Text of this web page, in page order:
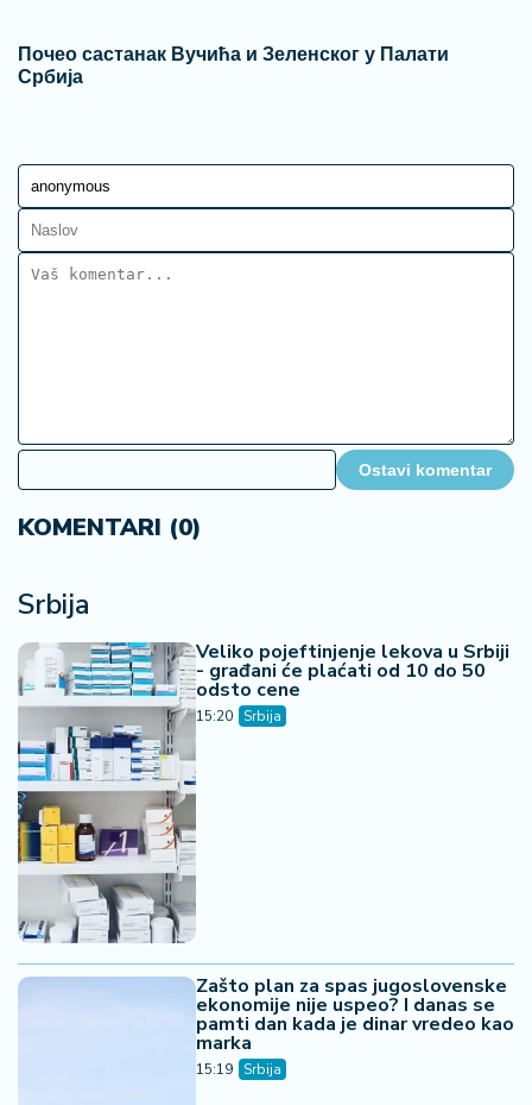
Почео састанак Вучића и Зеленског у Палати
Србија
Ostavi komentar
KOMENTARI (0)
Srbija
Veliko pojeftinjenje lekova u Srbiji
- građani će plaćati od 10 do 50
odsto cene
15:20 Srbija
Zašto plan za spas jugoslovenske
ekonomije nije uspeo? I danas se
pamti dan kada je dinar vredeo kao
marka
15:19 Srbija